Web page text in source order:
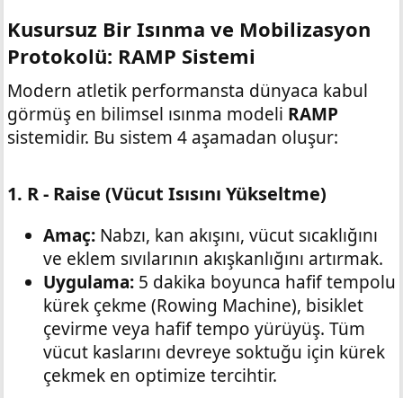
Kusursuz Bir Isınma ve Mobilizasyon
Protokolü: RAMP Sistemi​
Modern atletik performansta dünyaca kabul
görmüş en bilimsel ısınma modeli RAMP
sistemidir. Bu sistem 4 aşamadan oluşur:
1. R - Raise (Vücut Isısını Yükseltme)​
Amaç: Nabzı, kan akışını, vücut sıcaklığını
ve eklem sıvılarının akışkanlığını artırmak.
Uygulama: 5 dakika boyunca hafif tempolu
kürek çekme (Rowing Machine), bisiklet
çevirme veya hafif tempo yürüyüş. Tüm
vücut kaslarını devreye soktuğu için kürek
çekmek en optimize tercihtir.